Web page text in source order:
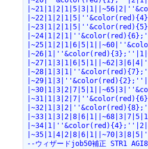
--ウィザードjob50補正 STR1